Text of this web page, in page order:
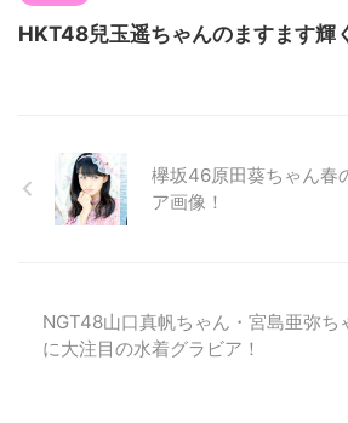
HKT48兒玉遥ちゃんのますます輝
欅坂46原田葵ちゃん春
ア画像！
NGT48山口真帆ちゃん・宮島亜弥ち
に大注目の水着グラビア！